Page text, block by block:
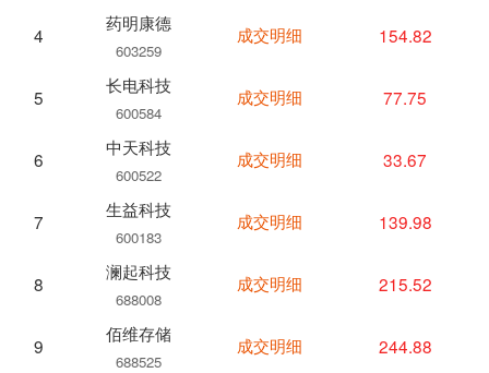
4
药明康德
603259
5
长电科技
600584
6
中天科技
600522
7
生益科技
600183
8
澜起科技
688008
9
佰维存储
688525
成交明细 154.82
成交明细 77.75
成交明细 33.67
成交明细 139.98
成交明细 215.52
成交明细 244.88